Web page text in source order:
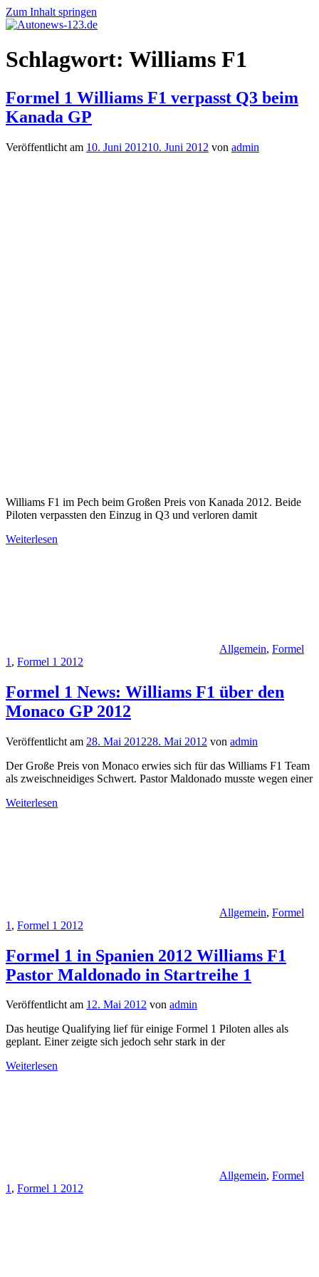
Zum Inhalt springen
Autonews-
123.de
Autonews
mit
Schlagwort: Williams F1
Formel 1 Williams F1 verpasst Q3 beim
Kanada GP
Veröffentlicht am 10. Juni 201210. Juni 2012 von admin
Williams F1 im Pech beim Großen Preis von Kanada 2012. Beide
Piloten verpassten den Einzug in Q3 und verloren damit
Weiterlesen
Allgemein, Formel
1 , Formel 1 2012
Formel 1 News: Williams F1 über den
Monaco GP 2012
Veröffentlicht am 28. Mai 201228. Mai 2012 von admin
Der Große Preis von Monaco erwies sich für das Williams F1 Team
als zweischneidiges Schwert. Pastor Maldonado musste wegen einer
Weiterlesen
Allgemein, Formel
1 , Formel 1 2012
Formel 1 in Spanien 2012 Williams F1
Pastor Maldonado in Startreihe 1
Veröffentlicht am 12. Mai 2012 von admin
Das heutige Qualifying lief für einige Formel 1 Piloten alles als
geplant. Einer zeigte sich jedoch sehr stark in der
Weiterlesen
Allgemein, Formel
1, Formel 1 2012